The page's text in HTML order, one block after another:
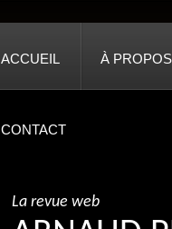
ACCUEIL À PROPOS
CONTACT
La revue web